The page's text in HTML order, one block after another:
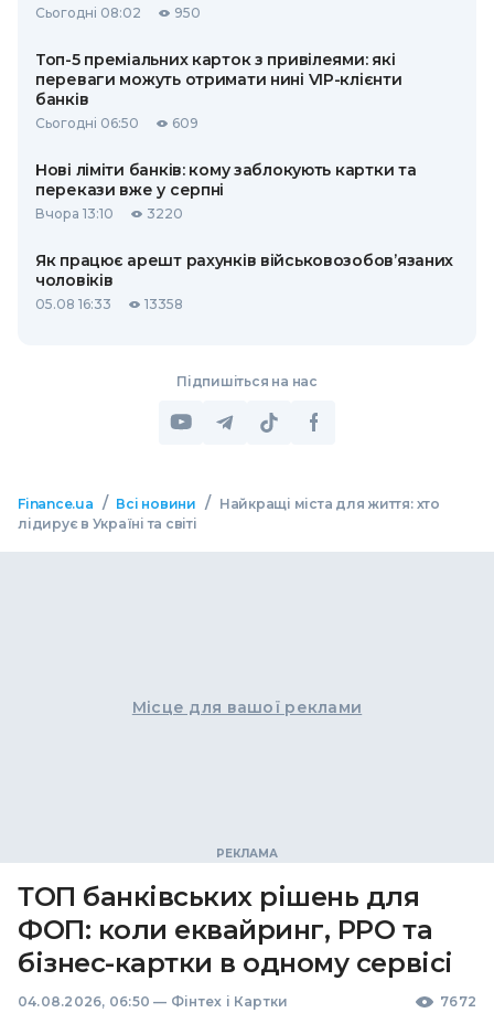
Сьогодні 08:02 950
Топ-5 преміальних карток з привілеями: які
переваги можуть отримати нині VIP-клієнти
банків
Сьогодні 06:50 609
Нові ліміти банків: кому заблокують картки та
перекази вже у серпні
Вчора 13:10 3220
Як працює арешт рахунків військовозобов’язаних
чоловіків
05.08 16:33 13358
Підпишіться на нас
Finance.ua / Всі новини /
Найкращі міста для життя: хто
лідирує в Україні та світі
Місце для вашої реклами
ТОП банківських рішень для
ФОП: коли еквайринг, РРО та
бізнес-картки в одному сервісі
04.08.2026, 06:50 — Фінтех і Картки 7672